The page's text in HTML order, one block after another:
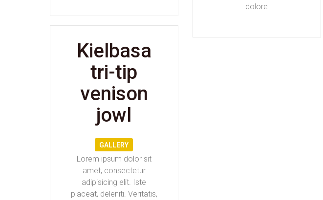
dolore
Kielbasa
tri-tip
venison
jowl
GALLERY
Lorem ipsum dolor sit
amet, consectetur
adipisicing elit. Iste
placeat, deleniti. Veritatis,